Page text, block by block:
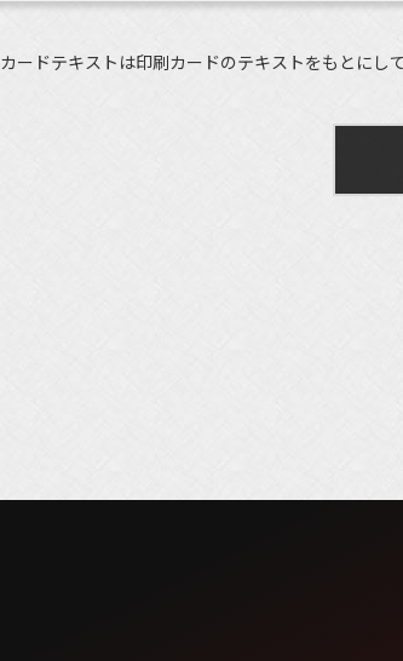
カードテキストは印刷カードのテキストをもとにして